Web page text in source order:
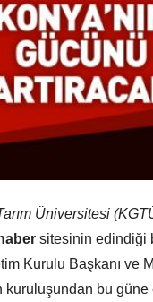
Üniversitesi
haber sitesinin edindiği
Kurulu Başkanı ve
kuruluşundan bu güne